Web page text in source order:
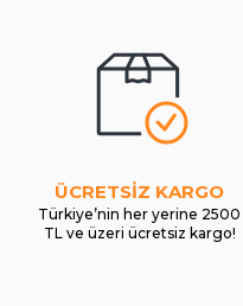
ÜCRETSİZ KARGO
Türkiye’nin her yerine 2500
TL ve üzeri ücretsiz kargo!